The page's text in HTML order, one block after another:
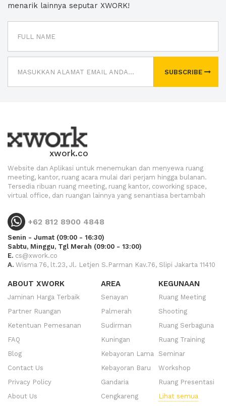
menarik lainnya seputar XWORK!
SUBSCRIBE
xwork.co
Website dan Aplikasi untuk menemukan dan menyewa ruang
meeting, kantor, ruang acara mulai dari perjam hingga bulanan.
Tersedia ribuan ruang meeting, ruang kantor, coworking space,
virtual office, dan ruangan lainnya yang senantiasa bertambah
+62 812 8900 4848
Senin - Jumat (09:00 - 16:30)
Sabtu, Minggu, Tgl Merah (09:00 - 13:00)
E. cs@xwork.co
A. Wisma 76, lt.23, Jl. Letjen S.Parman Kav.76, Slipi Jakarta 11410
ABOUT XWORK
Jaminan Harga Terbaik
Partner Ruangan
Ketentuan Pemesanan
FAQ
Blog
Contact Us
Privacy Policy
About Us
AREA
Senayan
Palmerah
Sudirman
Kuningan
Kebayoran Lama
Kebayoran Baru
Gandaria
Cengkareng
KEGUNAAN
Ruang Meeting
Shooting
Ruang Serbaguna
Ruang Training
Seminar
Workshop
Ruang Presentasi
Lihat semua